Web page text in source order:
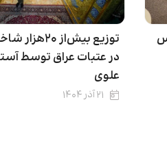
توزیع بیش‌از
در عتبات عراق توسط
علوی
۲۱ آذر ۱۴۰۴